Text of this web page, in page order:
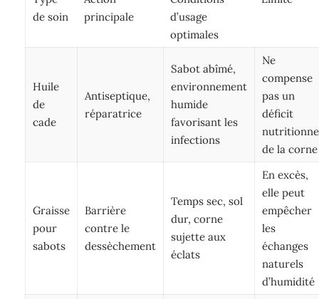
de soin
principale
d’usage
optimales
Huile
de
cade
Antiseptique,
réparatrice
Sabot abîmé,
environnement
humide
favorisant les
infections
Ne
compense
pas un
déficit
de la corne
Graisse
pour
sabots
Barrière
contre le
dessèchement
Temps sec, sol
dur, corne
sujette aux
éclats
En excès,
elle peut
empêcher
les
échanges
naturels
d’humidité